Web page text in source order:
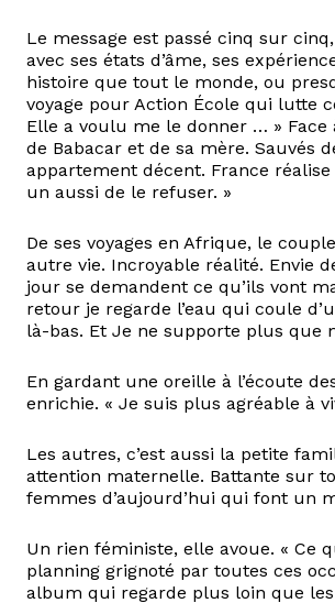
Le message est passé cinq sur
avec ses états d’âme, ses
histoire que tout le monde, ou
voyage pour Action École qui lutte
Elle a voulu me le donner … » Face
de Babacar et de sa mère. Sauvés
appartement décent. France
un aussi de le refuser. »
De ses voyages en Afrique, le
autre vie. Incroyable réalité. Envie
jour se demandent ce qu’ils vont
retour je regarde l’eau qui coule
là-bas. Et Je ne supporte plus que
En gardant une oreille à l’écoute
enrichie. « Je suis plus agréable à
Les autres, c’est aussi la petite
attention maternelle. Battante sur
femmes d’aujourd’hui qui font un
Un rien féministe, elle avoue. « Ce
planning grignoté par toutes ces
album qui regarde plus loin que